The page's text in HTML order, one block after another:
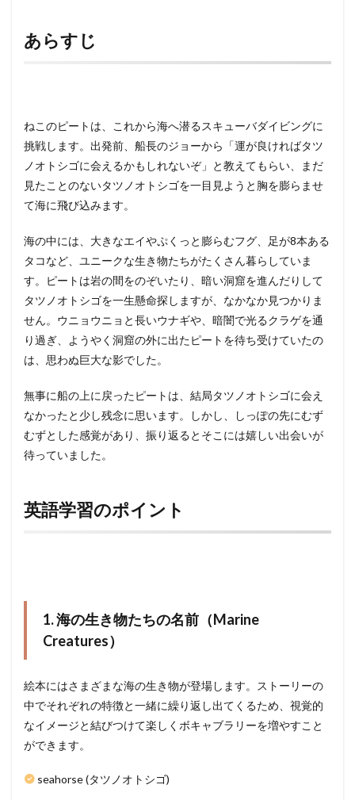
あらすじ
ねこのピートは、これから海へ潜るスキューバダイビングに
挑戦します。出発前、船長のジョーから「運が良ければタツ
ノオトシゴに会えるかもしれないぞ」と教えてもらい、まだ
見たことのないタツノオトシゴを一目見ようと胸を膨らませ
て海に飛び込みます。
海の中には、大きなエイやぷくっと膨らむフグ、足が8本ある
タコなど、ユニークな生き物たちがたくさん暮らしていま
す。ピートは岩の間をのぞいたり、暗い洞窟を進んだりして
タツノオトシゴを一生懸命探しますが、なかなか見つかりま
せん。ウニョウニョと長いウナギや、暗闇で光るクラゲを通
り過ぎ、ようやく洞窟の外に出たピートを待ち受けていたの
は、思わぬ巨大な影でした。
無事に船の上に戻ったピートは、結局タツノオトシゴに会え
なかったと少し残念に思います。しかし、しっぽの先にむず
むずとした感覚があり、振り返るとそこには嬉しい出会いが
待っていました。
英語学習のポイント
1. 海の生き物たちの名前（Marine
Creatures）
絵本にはさまざまな海の生き物が登場します。ストーリーの
中でそれぞれの特徴と一緒に繰り返し出てくるため、視覚的
なイメージと結びつけて楽しくボキャブラリーを増やすこと
ができます。
seahorse (タツノオトシゴ)